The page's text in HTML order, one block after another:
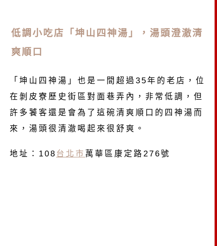
低調小吃店「坤山四神湯」，湯頭澄澈清
爽順口
「坤山四神湯」也是一間超過35年的老店，位
在剝皮寮歷史街區對面巷弄內，非常低調，但
許多饕客還是會為了這碗清爽順口的四神湯而
來，湯頭很清澈喝起來很舒爽。
地址：108 台北市 萬華區康定路276號